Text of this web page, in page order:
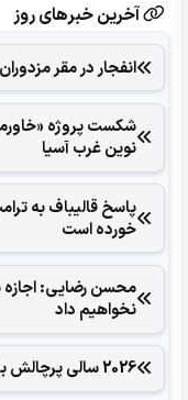
آخرین خبرهای روز
انفجار در مقر
شکست پروژه
نوین غرب آسیا
پاسخ قالیباف به
خورده است
محسن رضایی: اجازه
نخواهیم داد
2026 سالی پرچالش برای گردشگری آسیا